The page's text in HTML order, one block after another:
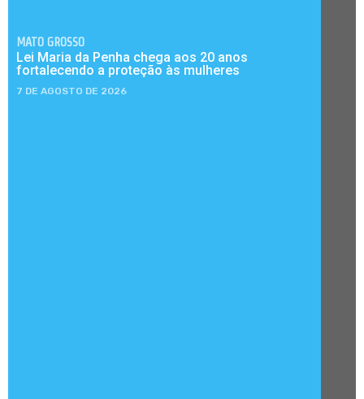
MATO GROSSO
Lei Maria da Penha chega aos 20 anos
fortalecendo a proteção às mulheres
7 DE AGOSTO DE 2026